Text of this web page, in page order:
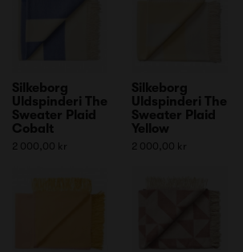
Silkeborg
Uldspinderi The
Sweater Plaid
Cobalt
2 000,00 kr
Silkeborg
Uldspinderi The
Sweater Plaid
Yellow
2 000,00 kr